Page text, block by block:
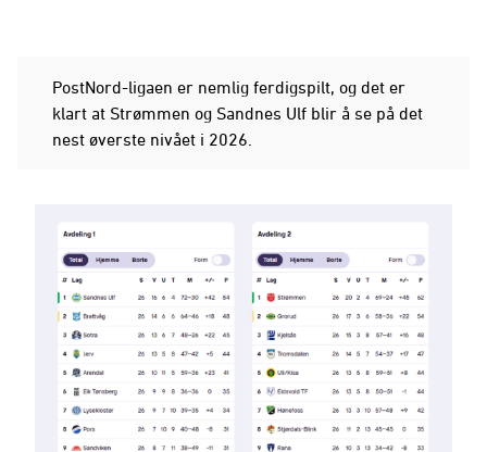
PostNord-ligaen er nemlig ferdigspilt, og det er
klart at Strømmen og Sandnes Ulf blir å se på det
nest øverste nivået i 2026.